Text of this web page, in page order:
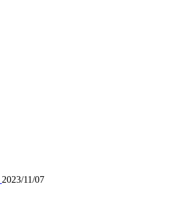
2023/11/07